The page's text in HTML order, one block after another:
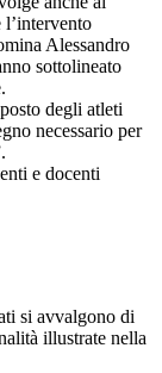
l’intervento
Alessandro
sottolineato
degli atleti
necessario per
e docenti
si avvalgono di
illustrate nella